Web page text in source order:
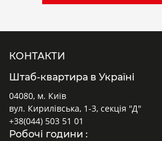
КОНТАКТИ
Штаб-квартира в Україні
04080, м. Київ
вул. Кирилівська, 1-3, секція "Д"
+38(044) 503 51 01
Робочі години :